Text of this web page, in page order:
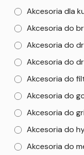
Akcesoria dla
Akcesoria do
Akcesoria do
Akcesoria do
Akcesoria do
Akcesoria do
Akcesoria do
Akcesoria do
Akcesoria do